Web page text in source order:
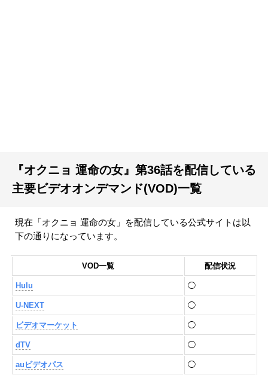
『オクニョ 運命の女』第36話を配信している
主要ビデオオンデマンド(VOD)一覧
現在「オクニョ 運命の女」を配信している公式サイトは以
下の通りになっています。
VOD一覧 配信状況
Hulu ◯
U-NEXT ◯
ビデオマーケット ◯
dTV ◯
auビデオパス ◯